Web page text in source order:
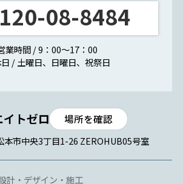
08-8484
業時間 / 9：00～17：00
/ 土曜日、日曜日、祝祭日
場所を確認
本市中央3丁目1-26 ZEROHUB05号室
計・デザイン・施工